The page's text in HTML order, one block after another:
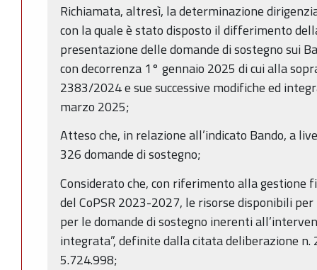
Richiamata, altresì, la determinazione
con la quale è stato disposto il differimento
presentazione delle domande di sostegno sui
con decorrenza 1° gennaio 2025 di cui alla
2383/2024 e sue successive modifiche ed
marzo 2025;
Atteso che, in relazione all’indicato Bando, a
326 domande di sostegno;
Considerato che, con riferimento alla gestione
del CoPSR 2023-2027, le risorse disponibili
per le domande di sostegno inerenti
integrata”, definite dalla citata deliberazione
5.724.998;